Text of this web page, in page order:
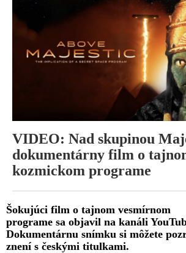
VIDEO: Nad skupinou
dokumentárny film o
kozmickom programe
Šokujúci film o tajnom vesmírnom
programe sa objavil na kanáli
Dokumentárnu snímku si môžete
znení s českými titulkami.